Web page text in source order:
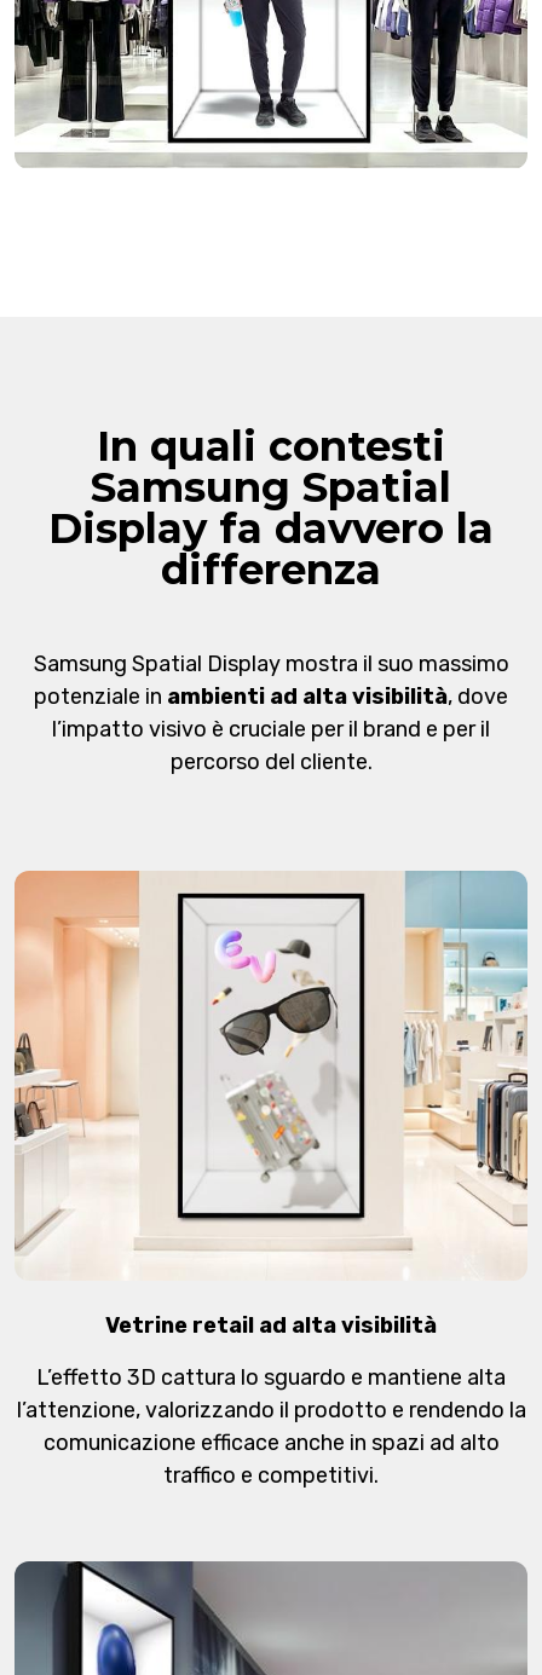
In quali contesti
Samsung Spatial
Display fa davvero la
differenza
Samsung Spatial Display mostra il suo massimo
potenziale in ambienti ad alta visibilità, dove
l’impatto visivo è cruciale per il brand e per il
percorso del cliente.
Vetrine retail ad alta visibilità
L’effetto 3D cattura lo sguardo e mantiene alta
l’attenzione, valorizzando il prodotto e rendendo la
comunicazione efficace anche in spazi ad alto
traffico e competitivi.